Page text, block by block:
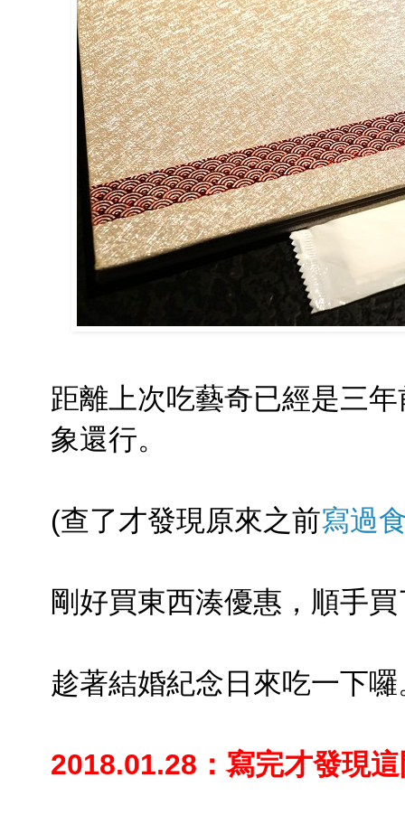
距離上次吃藝奇已經是三
象還行。
(查了才發現原來之前寫過
剛好買東西湊優惠，順手
趁著結婚紀念日來吃一下囉
2018.01.28：寫完才發現